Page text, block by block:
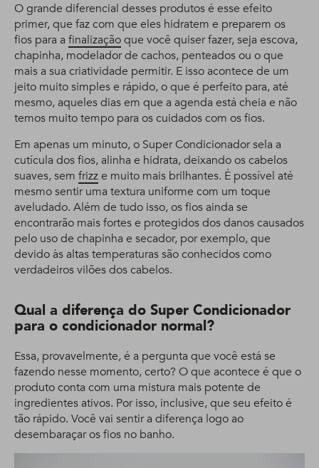
O grande diferencial desses produtos é esse efeito
primer, que faz com que eles hidratem e preparem os
fios para a finalizaçãoque você quiser fazer, seja escova,
chapinha, modelador de cachos, penteados ou o que
mais a sua criatividade permitir. E isso acontece de um
jeito muito simples e rápido, o que é perfeito para, até
mesmo, aqueles dias em que a agenda está cheia e não
temos muito tempo para os cuidados com os fios.
Em apenas um minuto, o Super Condicionador sela a
cutícula dos fios, alinha e hidrata, deixando os cabelos
suaves, sem frizze muito mais brilhantes. É possível até
mesmo sentir uma textura uniforme com um toque
aveludado. Além de tudo isso, os fios ainda se
encontrarão mais fortes e protegidos dos danos causados
pelo uso de chapinha e secador, por exemplo, que
devido às altas temperaturas são conhecidos como
verdadeiros vilões dos cabelos.
Qual a diferença do Super Condicionador
para o condicionador normal?
Essa, provavelmente, é a pergunta que você está se
fazendo nesse momento, certo? O que acontece é que o
produto conta com uma mistura mais potente de
ingredientes ativos. Por isso, inclusive, que seu efeito é
tão rápido. Você vai sentir a diferença logo ao
desembaraçar os fios no banho.